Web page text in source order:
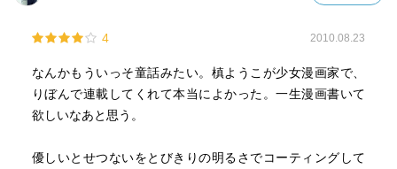
4 2010.08.23
なんかもういっそ童話みたい。槙ようこが少女漫画家で、
りぼんで連載してくれて本当によかった。一生漫画書いて
欲しいなあと思う。
優しいとせつないをとびきりの明るさでコーティングして